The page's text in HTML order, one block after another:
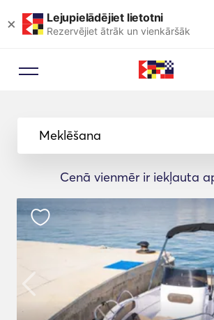
× Lejupielādējiet lietotni
Rezervējiet ātrāk un vienkāršāk
Meklēšana
Cenā vienmēr ir iekļauta